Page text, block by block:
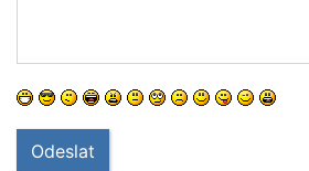
Odeslat